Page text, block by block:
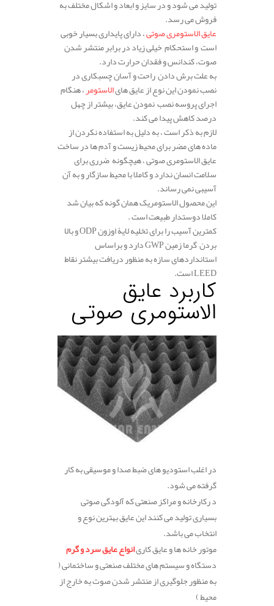
تولید می شود و در سایز و ابعاد و اشکال مختلف به
فروش می رسد.
عایق الاستومری صوتی، دارای پایداری بسیار خوبی
است و استحکام خیلی زیاد در برابر منتشر شدن
صوت، کندانس و فقدان حرارت دارد.
به علت برش دادن راحت و آسان چسبکاری در
نصب نمودن این نوع از عایق هایالاستومر، هنگام
اجرای پروسه نصب نمودن عایق، بیشتر از چهل
درصد کاهش پیدا می کند.
لازم به ذکر است ، به دلیل به استفاده نکردن از
ماده های مضر برای محیط زیست و آدم ها در ساخت
عایق الاستومری صوتی ، هیچگونه ضرری برای
سلامت انسان ندارد و کاملا با محیط سازگار و به آن
آسیبی نمی رساند.
این محصول الاستومریک همان گونه که بیان شد
کاملا دوستدار طبیعت است .
کمترین آسیب را برای تخلیه لایۀ اوزونODPو بالا
بردن گرما زمینGWPدارد و براساس
استانداردهای سازه به منظور دریافت بیشتر نقاط
LEEDاست.
کاربرد عایق
الاستومری صوتی
در اغلب استودیو های ضبط صدا و موسیقی به کار
گرفته می شود.
د رکارخانه و مراکز صنعتی که آلودگی صوتی
بسیاری تولید می کنند این عایق بهترین نوع و
انتخاب می باشد.
موتور خانه ها و عایق کاریانواع عایق سرد و گرم
دستگاه و سیستم های مختلف صنعتی و ساختمانی (
به منظور جلوگیری از منتشر شدن صوت به خارج از
محیط )